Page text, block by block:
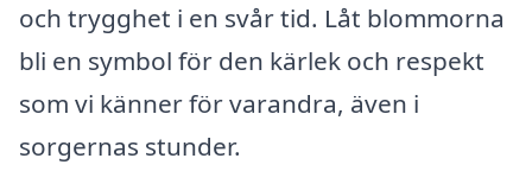
och trygghet i en svår tid. Låt blommorna
bli en symbol för den kärlek och respekt
som vi känner för varandra, även i
sorgernas stunder.